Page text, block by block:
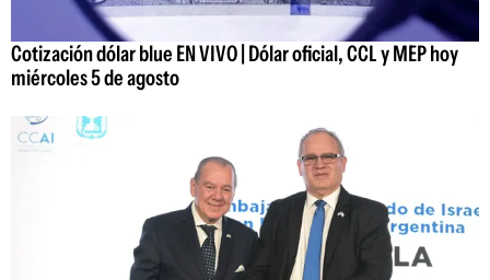
Cotización dólar blue EN VIVO | Dólar oficial, CCL y MEP hoy
miércoles 5 de agosto